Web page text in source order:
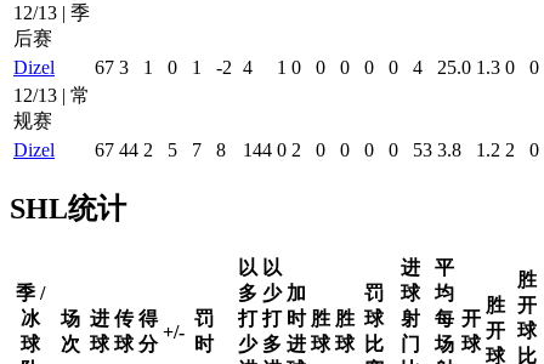
12/13 | 季
后赛
Dizel
67 3 1 0 1 -2 4 1 0 0 0 0 0 4 25.0 1.3 0
0
12/13 | 常
规赛
Dizel
67 44 2 5 7 8 144 0 2 0 0 0 0 53 3.8 1.2 2 0
SHL统计
季 /
冰
球
场
次
进
球
传
球
得
分
+/-
罚
时
以
多
打
少
以
少
打
多
加
时
进
胜
球
胜
球
罚
球
比
进
球
射
门
平
均
每
场
开
球
胜
开
球
胜
开
球
比